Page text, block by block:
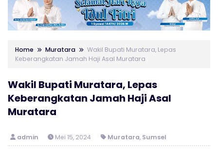
Home Muratara
Wakil Bupati Muratara, Lepas
Keberangkatan Jamah Haji Asal Muratara
Wakil Bupati Muratara, Lepas
Keberangkatan Jamah Haji Asal
Muratara
admin Mei 15, 2024 Muratara, Sumsel